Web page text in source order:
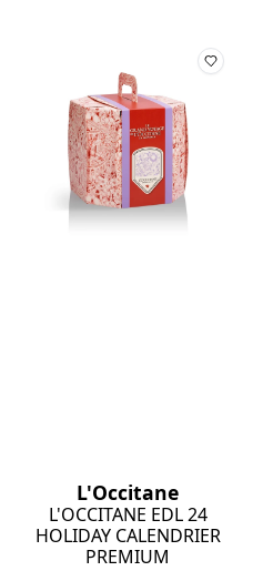
L'Occitane
L'OCCITANE EDL 24
HOLIDAY CALENDRIER
PREMIUM